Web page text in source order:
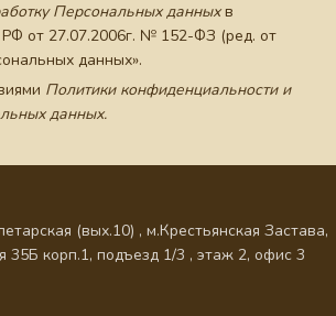
Персональных данныхв
РФ от 27.07.2006г. № 152-ФЗ (ред. от
данных».
Политики конфиденциальности и
данных.
(вых.10) , м.Крестьянская Застава,
35Б корп.1, подъезд 1/3 , этаж 2, офис 3